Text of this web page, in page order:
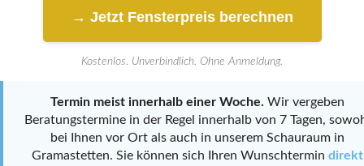
→ Jetzt Fensterpreis berechnen
Kostenlos. Unverbindlich. Ohne Anmeldung.
Termin meist innerhalb einer Woche. Wir vergeben
Beratungstermine in der Regel innerhalb von 7 Tagen,
bei Ihnen vor Ort als auch in unserem Schauraum in
Gramastetten. Sie können sich Ihren Wunschtermin direkt